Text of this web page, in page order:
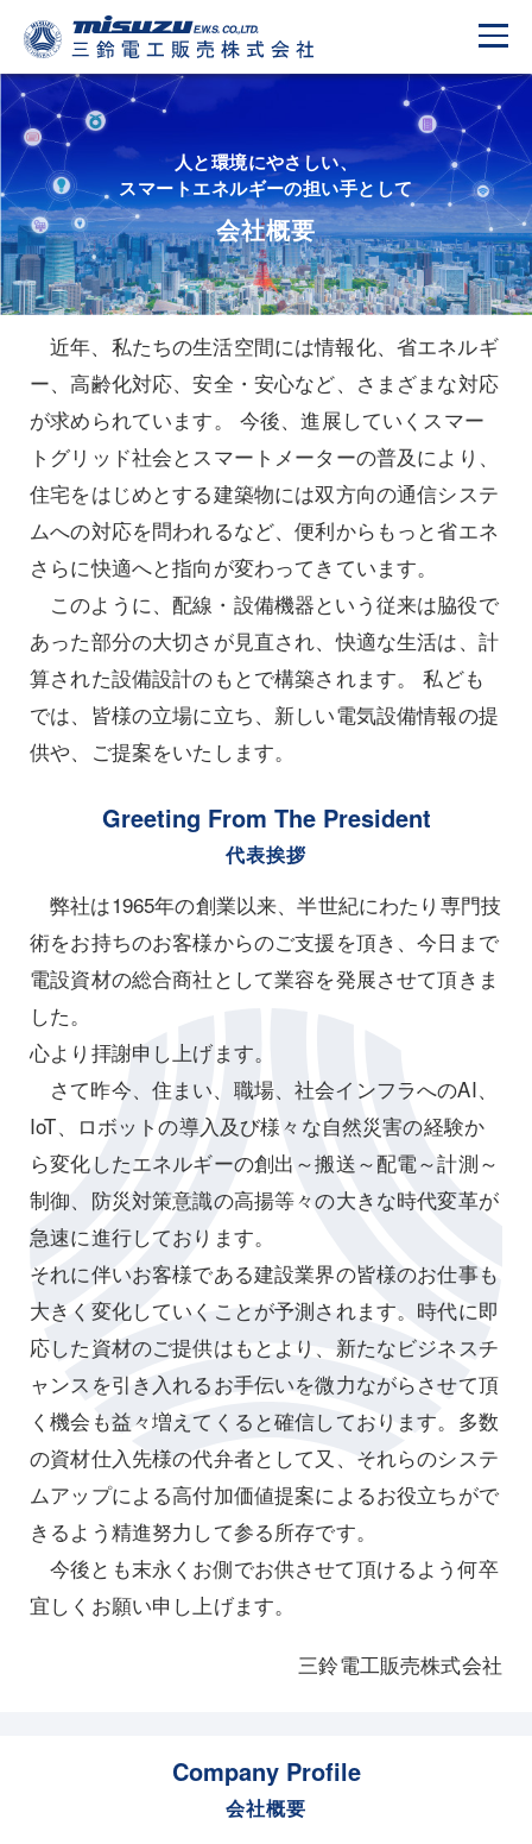
会社概要
人と環境にやさしい、
スマートエネルギーの担い手として
近年、私たちの生活空間には情報化、省エネルギ
ー、高齢化対応、安全・安心など、さまざまな対応
が求められています。 今後、進展していくスマー
トグリッド社会とスマートメーターの普及により、
住宅をはじめとする建築物には双方向の通信システ
ムへの対応を問われるなど、便利からもっと省エネ
さらに快適へと指向が変わってきています。
このように、配線・設備機器という従来は脇役で
あった部分の大切さが見直され、快適な生活は、計
算された設備設計のもとで構築されます。 私ども
では、皆様の立場に立ち、新しい電気設備情報の提
供や、ご提案をいたします。
Greeting From The President
代表挨拶
弊社は1965年の創業以来、半世紀にわたり専門技
術をお持ちのお客様からのご支援を頂き、今日まで
電設資材の総合商社として業容を発展させて頂きま
した。
心より拝謝申し上げます。
さて昨今、住まい、職場、社会インフラへのAI、
IoT、ロボットの導入及び様々な自然災害の経験か
ら変化したエネルギーの創出～搬送～配電～計測～
制御、防災対策意識の高揚等々の大きな時代変革が
急速に進行しております。
それに伴いお客様である建設業界の皆様のお仕事も
大きく変化していくことが予測されます。時代に即
応した資材のご提供はもとより、新たなビジネスチ
ャンスを引き入れるお手伝いを微力ながらさせて頂
く機会も益々増えてくると確信しております。多数
の資材仕入先様の代弁者として又、それらのシステ
ムアップによる高付加価値提案によるお役立ちがで
きるよう精進努力して参る所存です。
今後とも末永くお側でお供させて頂けるよう何卒
宜しくお願い申し上げます。
三鈴電工販売株式会社
Company Profile
会社概要